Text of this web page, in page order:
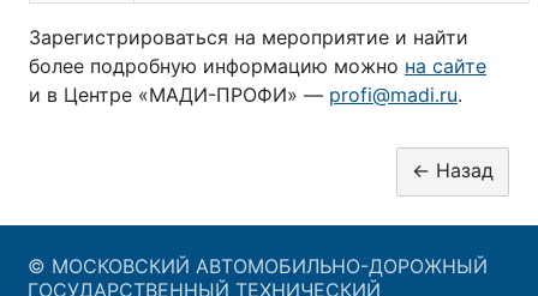
Зарегистрироваться на мероприятие и найти
более подробную информацию можно на сайте
и в Центре «МАДИ-ПРОФИ» — profi@madi.ru.
© МОСКОВСКИЙ АВТОМОБИЛЬНО-ДОРОЖНЫЙ
ГОСУДАРСТВЕННЫЙ ТЕХНИЧЕСКИЙ